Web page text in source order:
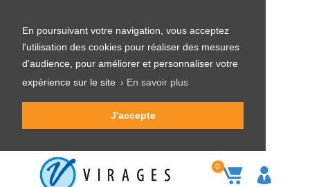
En poursuivant votre navigation, vous acceptez
l'utilisation des cookies pour réaliser des mesures
d'audience, pour améliorer et personnaliser votre
expérience sur le site › En savoir plus
J'accepte
0